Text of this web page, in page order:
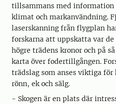
tillsammans med information
klimat och markanvändning.
laserskanning från flygplan
forskarna att uppskatta var
högre trädens kronor och på
karta över fodertillgången.
trädslag som anses viktiga
rönn, ek och sälg.
- Skogen är en plats där